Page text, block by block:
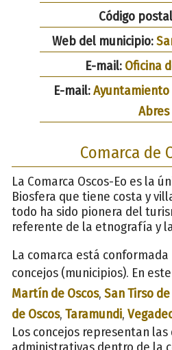
Código
Web del municipio:
E-mail: Oficina
E-mail:Ayuntamiento
Abres
Comarca de
La Comarca Oscos-Eo es la
Biosfera que tiene costa y
todo ha sido pionera del
referente de la etnografía y
La comarca está
concejos (municipios). En
Martín de Oscos, San Tirso
de Oscos, Taramundi,
Los concejos representan las
administrativas dentro de la